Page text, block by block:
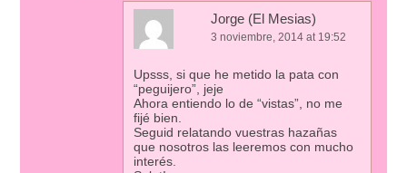
Jorge (El Mesias)
3 noviembre, 2014 at 19:52
Upsss, si que he metido la pata con
“peguijero”, jeje
Ahora entiendo lo de “vistas”, no me
fijé bien.
Seguid relatando vuestras hazañas
que nosotros las leeremos con mucho
interés.